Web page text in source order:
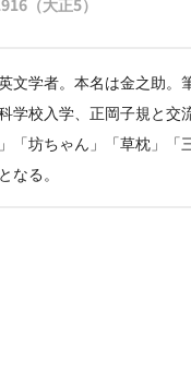
（大正5）
文学者。本名は金之助。
学校入学、正岡子規と交
「坊ちゃん」「草枕」
なる。